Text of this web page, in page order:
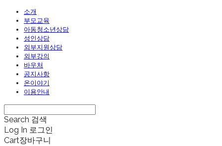
소개
부모교육
아동청소년상담
성인상담
외부지원상담
외부강의
바우처
공지사항
온이야기
이용안내
Search 검색
Log In 로그인
Cart장바구니